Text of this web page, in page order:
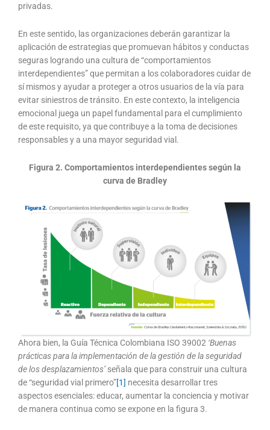
privadas.
En este sentido, las organizaciones deberán garantizar la
aplicación de estrategias que promuevan hábitos y conductas
seguras logrando una cultura de “comportamientos
interdependientes” que permitan a los colaboradores cuidar de
sí mismos y ayudar a proteger a otros usuarios de la vía para
evitar siniestros de tránsito. En este contexto, la inteligencia
emocional juega un papel fundamental para el cumplimiento
de este requisito, ya que contribuye a la toma de decisiones
responsables y a una mayor seguridad vial.
Figura 2. Comportamientos interdependientes según la
curva de Bradley
Ahora bien, la Guía Técnica Colombiana ISO 39002 ‘Buenas
prácticas para la implementación de la gestión de la seguridad
de los desplazamientos’señala que para construir una cultura
de “seguridad vial primero”[1] necesita desarrollar tres
aspectos esenciales: educar, aumentar la conciencia y motivar
de manera continua como se expone en la figura 3.